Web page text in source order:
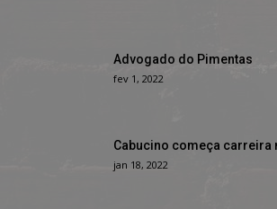
Advogado do Pimentas
fev 1, 2022
Cabucino começa carreira
jan 18, 2022